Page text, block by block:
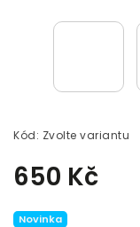
Kód: Zvolte variantu
650 Kč
Novinka